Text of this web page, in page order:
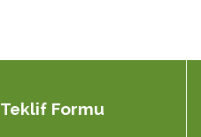
Teklif Formu